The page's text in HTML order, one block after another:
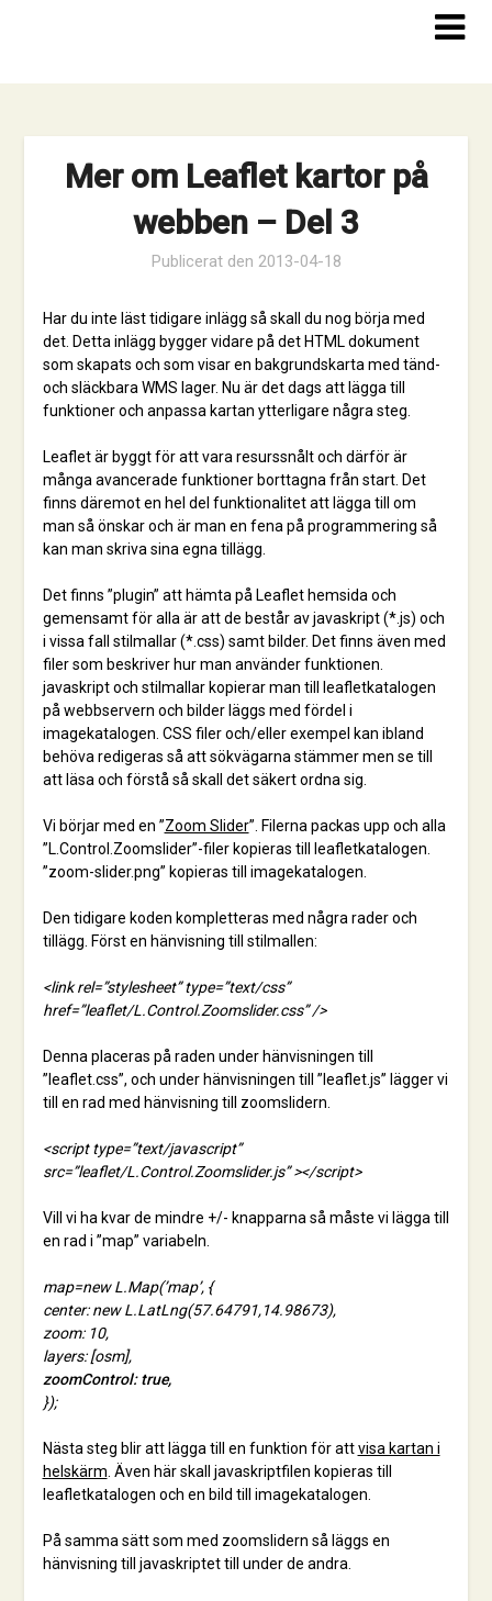
Mer om Leaflet kartor på
webben – Del 3
Publicerat den 2013-04-18
Har du inte läst tidigare inlägg så skall du nog börja med
det. Detta inlägg bygger vidare på det HTML dokument
som skapats och som visar en bakgrundskarta med tänd-
och släckbara WMS lager. Nu är det dags att lägga till
funktioner och anpassa kartan ytterligare några steg.
Leaflet är byggt för att vara resurssnålt och därför är
många avancerade funktioner borttagna från start. Det
finns däremot en hel del funktionalitet att lägga till om
man så önskar och är man en fena på programmering så
kan man skriva sina egna tillägg.
Det finns ”plugin” att hämta på Leaflet hemsida och
gemensamt för alla är att de består av javaskript (*.js) och
i vissa fall stilmallar (*.css) samt bilder. Det finns även med
filer som beskriver hur man använder funktionen.
javaskript och stilmallar kopierar man till leafletkatalogen
på webbservern och bilder läggs med fördel i
imagekatalogen. CSS filer och/eller exempel kan ibland
behöva redigeras så att sökvägarna stämmer men se till
att läsa och förstå så skall det säkert ordna sig.
Vi börjar med en ”Zoom Slider”. Filerna packas upp och alla
”L.Control.Zoomslider”-filer kopieras till leafletkatalogen.
”zoom-slider.png” kopieras till imagekatalogen.
Den tidigare koden kompletteras med några rader och
tillägg. Först en hänvisning till stilmallen:
<link rel=”stylesheet” type=”text/css”
href=”leaflet/L.Control.Zoomslider.css” />
Denna placeras på raden under hänvisningen till
”leaflet.css”, och under hänvisningen till ”leaflet.js” lägger vi
till en rad med hänvisning till zoomslidern.
<script type=”text/javascript”
src=”leaflet/L.Control.Zoomslider.js” ></script>
Vill vi ha kvar de mindre +/- knapparna så måste vi lägga till
en rad i ”map” variabeln.
map=new L.Map(’map’, {
center: new L.LatLng(57.64791,14.98673),
zoom: 10,
layers: [osm],
zoomControl: true,
});
Nästa steg blir att lägga till en funktion för attvisa kartan i
helskärm . Även här skall javaskriptfilen kopieras till
leafletkatalogen och en bild till imagekatalogen.
På samma sätt som med zoomslidern så läggs en
hänvisning till javaskriptet till under de andra.